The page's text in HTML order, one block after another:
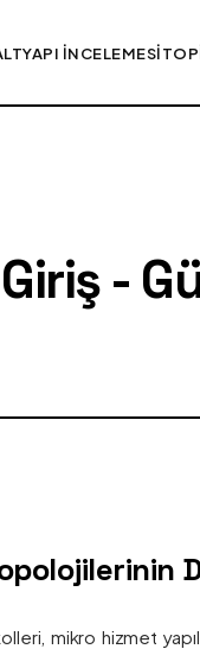
İNCELEMESI
-
mikro hizmet